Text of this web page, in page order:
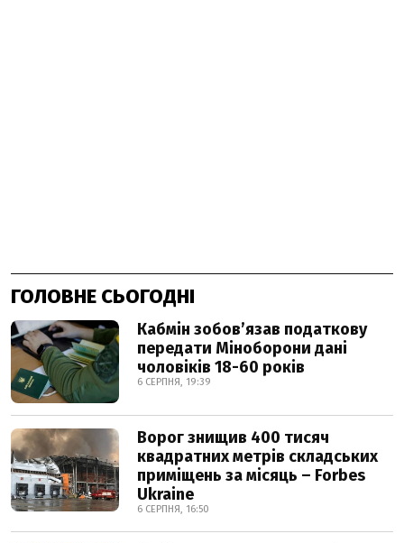
ГОЛОВНЕ СЬОГОДНІ
Кабмін зобовʼязав податкову
передати Міноборони дані
чоловіків 18-60 років
6 СЕРПНЯ, 19:39
Ворог знищив 400 тисяч
квадратних метрів складських
приміщень за місяць – Forbes
Ukraine
6 СЕРПНЯ, 16:50